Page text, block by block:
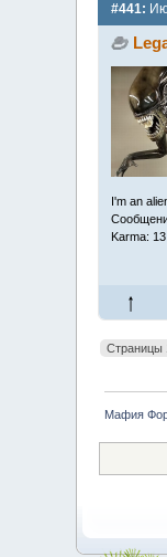
#441:
I'm an
Karma: 13
Страницы
Мафия